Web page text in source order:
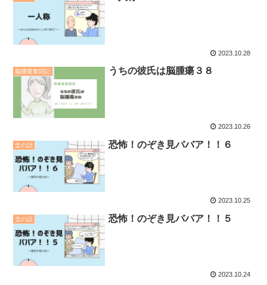
2023.10.28
脳腫瘍奮闘記 うちの彼氏は脳腫瘍３８
2023.10.26
圭の話 恐怖！のぞき見ババア！！６
2023.10.25
圭の話 恐怖！のぞき見ババア！！５
2023.10.24